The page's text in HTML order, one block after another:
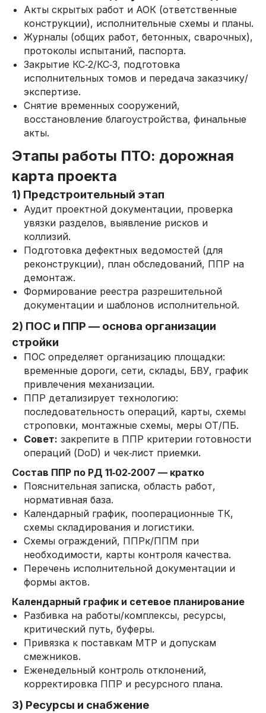
Акты скрытых работ и АОК (ответственные
конструкции), исполнительные схемы и планы.
Журналы (общих работ, бетонных, сварочных),
протоколы испытаний, паспорта.
Закрытие КС‑2/КС‑3, подготовка
исполнительных томов и передача заказчику/
экспертизе.
Снятие временных сооружений,
восстановление благоустройства, финальные
акты.
Этапы работы ПТО: дорожная
карта проекта
1) Предстроительный этап
Аудит проектной документации, проверка
увязки разделов, выявление рисков и
коллизий.
Подготовка дефектных ведомостей (для
реконструкции), план обследований, ППР на
демонтаж.
Формирование реестра разрешительной
документации и шаблонов исполнительной.
2) ПОС и ППР — основа организации
стройки
ПОС определяет организацию площадки:
временные дороги, сети, склады, БВУ, график
привлечения механизации.
ППР детализирует технологию:
последовательность операций, карты, схемы
строповки, монтажные схемы, меры ОТ/ПБ.
Совет: закрепите в ППР критерии готовности
операций (DoD) и чек‑лист приемки.
Состав ППР по РД 11‑02‑2007 — кратко
Пояснительная записка, область работ,
нормативная база.
Календарный график, пооперационные ТК,
схемы складирования и логистики.
Схемы ограждений, ППРк/ППМ при
необходимости, карты контроля качества.
Перечень исполнительной документации и
формы актов.
Календарный график и сетевое планирование
Разбивка на работы/комплексы, ресурсы,
критический путь, буферы.
Привязка к поставкам МТР и допускам
смежников.
Еженедельный контроль отклонений,
корректировка ППР и ресурсного плана.
3) Ресурсы и снабжение